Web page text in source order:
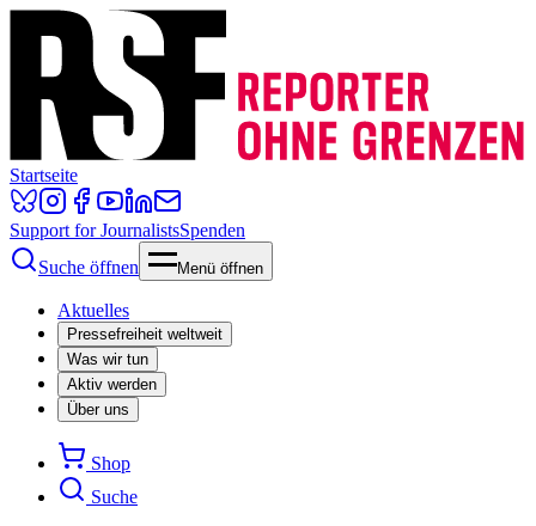
Startseite
Support for JournalistsSpenden
Suche öffnen
Menü öffnen
Aktuelles
Pressefreiheit weltweit
Was wir tun
Aktiv werden
Über uns
Shop
Suche